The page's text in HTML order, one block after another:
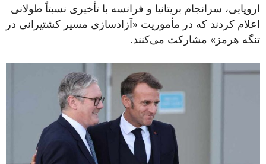
اروپایی، سرانجام بریتانیا و فرانسه با تأخیری نسبتاً طولانی
اعلام کردند که در مأموریت «آزادسازی مسیر کشتیرانی در
تنگه هرمز» مشارکت می‌کنند.